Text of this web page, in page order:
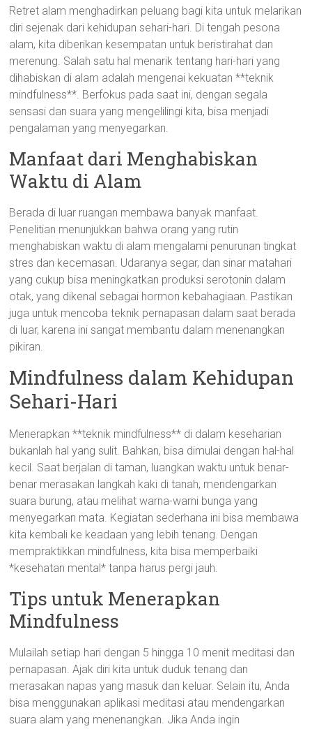
Retret alam menghadirkan peluang bagi kita untuk melarikan
diri sejenak dari kehidupan sehari-hari. Di tengah pesona
alam, kita diberikan kesempatan untuk beristirahat dan
merenung. Salah satu hal menarik tentang hari-hari yang
dihabiskan di alam adalah mengenai kekuatan **teknik
mindfulness**. Berfokus pada saat ini, dengan segala
sensasi dan suara yang mengelilingi kita, bisa menjadi
pengalaman yang menyegarkan.
Manfaat dari Menghabiskan
Waktu di Alam
Berada di luar ruangan membawa banyak manfaat.
Penelitian menunjukkan bahwa orang yang rutin
menghabiskan waktu di alam mengalami penurunan tingkat
stres dan kecemasan. Udaranya segar, dan sinar matahari
yang cukup bisa meningkatkan produksi serotonin dalam
otak, yang dikenal sebagai hormon kebahagiaan. Pastikan
juga untuk mencoba teknik pernapasan dalam saat berada
di luar, karena ini sangat membantu dalam menenangkan
pikiran.
Mindfulness dalam Kehidupan
Sehari-Hari
Menerapkan **teknik mindfulness** di dalam keseharian
bukanlah hal yang sulit. Bahkan, bisa dimulai dengan hal-hal
kecil. Saat berjalan di taman, luangkan waktu untuk benar-
benar merasakan langkah kaki di tanah, mendengarkan
suara burung, atau melihat warna-warni bunga yang
menyegarkan mata. Kegiatan sederhana ini bisa membawa
kita kembali ke keadaan yang lebih tenang. Dengan
mempraktikkan mindfulness, kita bisa memperbaiki
*kesehatan mental* tanpa harus pergi jauh.
Tips untuk Menerapkan
Mindfulness
Mulailah setiap hari dengan 5 hingga 10 menit meditasi dan
pernapasan. Ajak diri kita untuk duduk tenang dan
merasakan napas yang masuk dan keluar. Selain itu, Anda
bisa menggunakan aplikasi meditasi atau mendengarkan
suara alam yang menenangkan. Jika Anda ingin